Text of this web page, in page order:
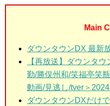
Main
ダウンタウンDX 最新
【再放送】ダウンタ
勤/勝俣州和/笑福亭笑
動画/見逃し/tver＞
ダウンタウンDXだけ